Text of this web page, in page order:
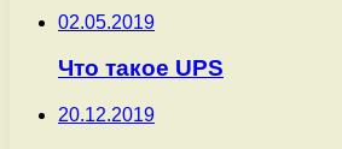
02.05.2019
Что такое UPS
20.12.2019